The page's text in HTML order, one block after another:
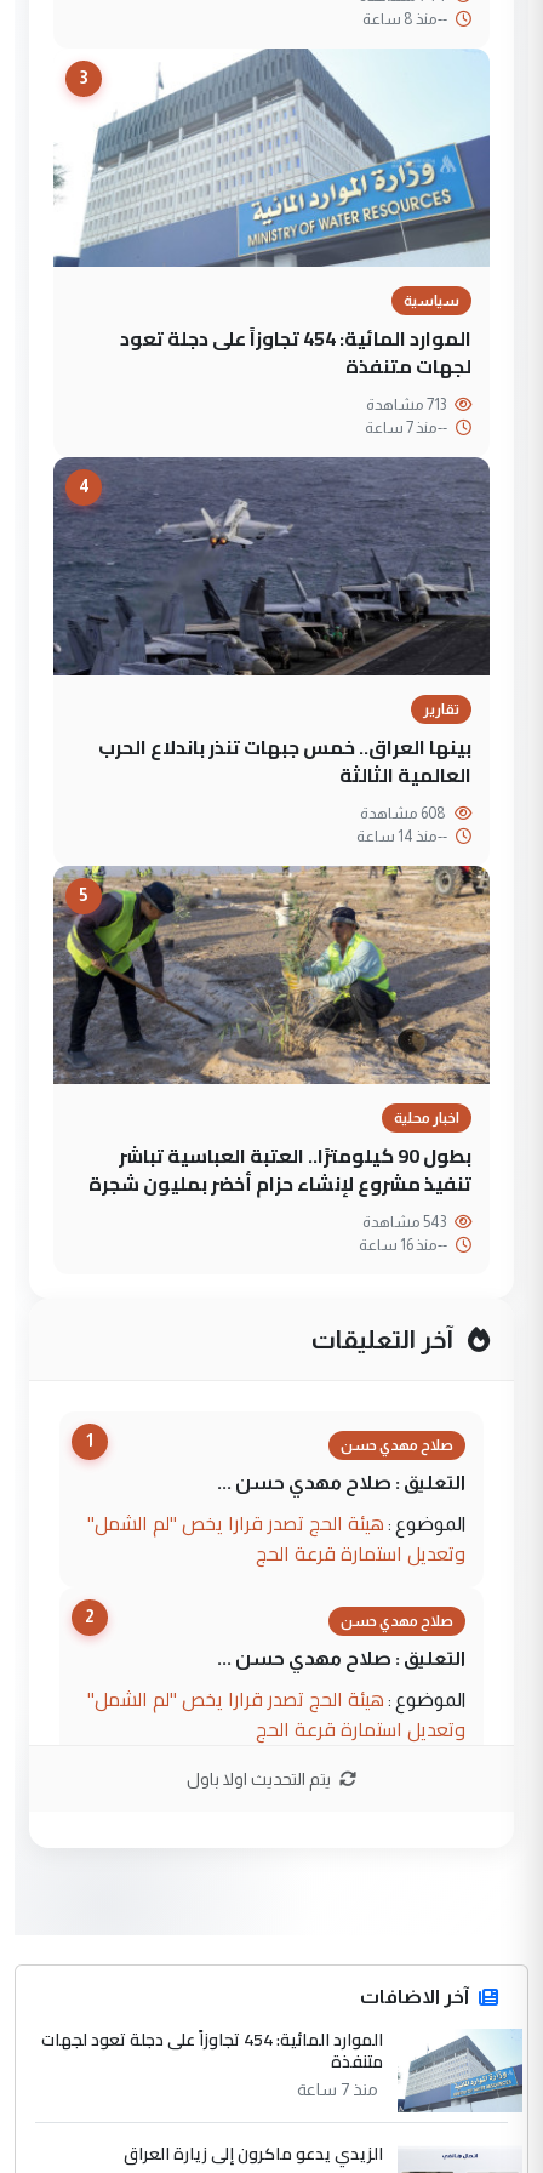
--منذ 8 ساعة
3
سياسية
الموارد المائية: 454 تجاوزاً على دجلة تعود
لجهات متنفذة
--منذ 7 ساعة
4
تقارير
بينها العراق.. خمس جبهات تنذر باندلاع الحرب
العالمية الثالثة
--منذ 14 ساعة
5
اخبار محلية
بطول 90 كيلومترًا.. العتبة العباسية تباشر
تنفيذ مشروع لإنشاء حزام أخضر بمليون شجرة
--منذ 16 ساعة
آخر التعليقات
1 صلاح مهدي حسن
التعليق : صلاح مهدي حسن ...
الموضوع : هيئة الحج تصدر قرارا يخص "لم الشمل"
وتعديل استمارة قرعة الحج
2 صلاح مهدي حسن
التعليق : صلاح مهدي حسن ...
الموضوع : هيئة الحج تصدر قرارا يخص "لم الشمل"
وتعديل استمارة قرعة الحج
المشترك لا تستهدف أية دولة ومفتوحة لانضمام
الدول الشقيقة
4 يوسف غزوان عصمت
التعليق : بكالوريوس فيزياء طبية متزوج و
زوجتي أيضا بكالوريوس سكني بغداد أرغب في
إكمال دراستي داخل ...
يتم التحديث اولا باول
آخر الاضافات
الموارد المائية: 454 تجاوزاً على دجلة تعود لجهات
متنفذة
منذ 7 ساعة
الزيدي يدعو ماكرون إلى زيارة العراق